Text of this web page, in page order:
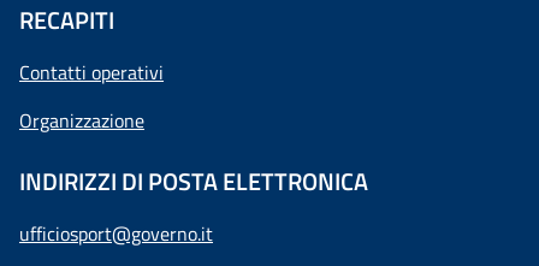
RECAPITI
Contatti operativi
Organizzazione
INDIRIZZI DI POSTA ELETTRONICA
ufficiosport@governo.it